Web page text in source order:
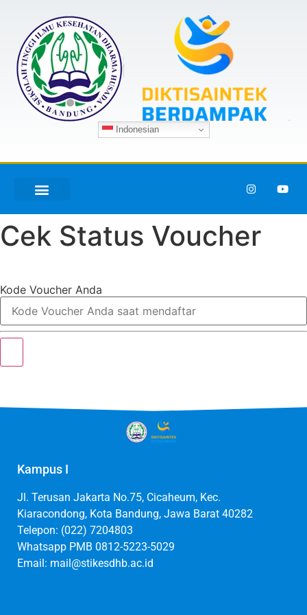
Indonesian
Cek Status Voucher
Kode Voucher Anda
Kampus I
Jl. Terusan Jakarta No.75, Cicaheum, Kec.
Kiaracondong, Kota Bandung, Jawa Barat 40282
Telepon: (022) 7204803
Whatsapp PMB 0812-5223-5029
Email: mail@stikesdhb.ac.id